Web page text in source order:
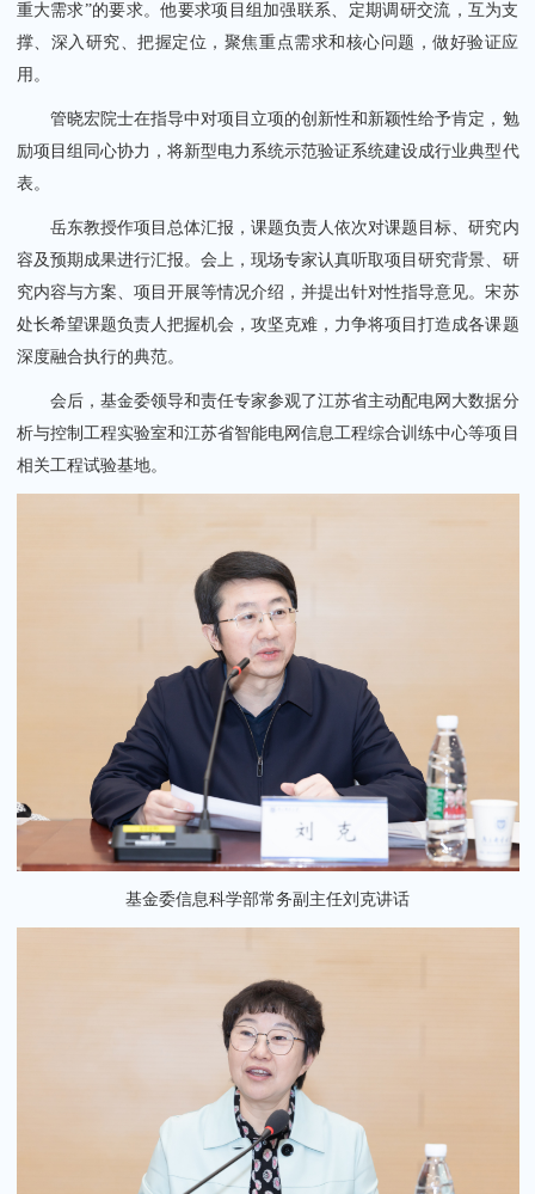
重大需求”的要求。他要求项目组加强联系、定期调研交流，互为支
撑、深入研究、把握定位，聚焦重点需求和核心问题，做好验证应
用。
管晓宏院士在指导中对项目立项的创新性和新颖性给予肯定，勉
励项目组同心协力，将新型电力系统示范验证系统建设成行业典型代
表。
岳东教授作项目总体汇报，课题负责人依次对课题目标、研究内
容及预期成果进行汇报。会上，现场专家认真听取项目研究背景、研
究内容与方案、项目开展等情况介绍，并提出针对性指导意见。宋苏
处长希望课题负责人把握机会，攻坚克难，力争将项目打造成各课题
深度融合执行的典范。
会后，基金委领导和责任专家参观了江苏省主动配电网大数据分
析与控制工程实验室和江苏省智能电网信息工程综合训练中心等项目
相关工程试验基地。
基金委信息科学部常务副主任刘克讲话